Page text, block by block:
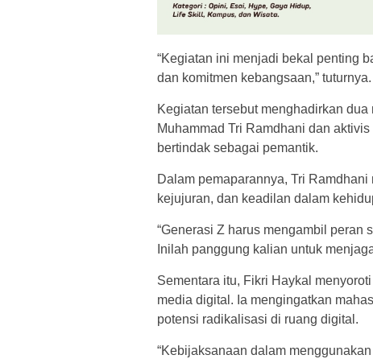
“Kegiatan ini menjadi bekal penting
dan komitmen kebangsaan,” tuturnya.
Kegiatan tersebut menghadirkan
Muhammad Tri Ramdhani dan
bertindak sebagai pemantik.
Dalam pemaparannya, Tri
kejujuran, dan keadilan dalam
“Generasi Z harus mengambil peran
Inilah panggung kalian untuk
Sementara itu, Fikri Haykal
media digital. Ia mengingatkan
potensi radikalisasi di ruang digital.
“Kebijaksanaan dalam